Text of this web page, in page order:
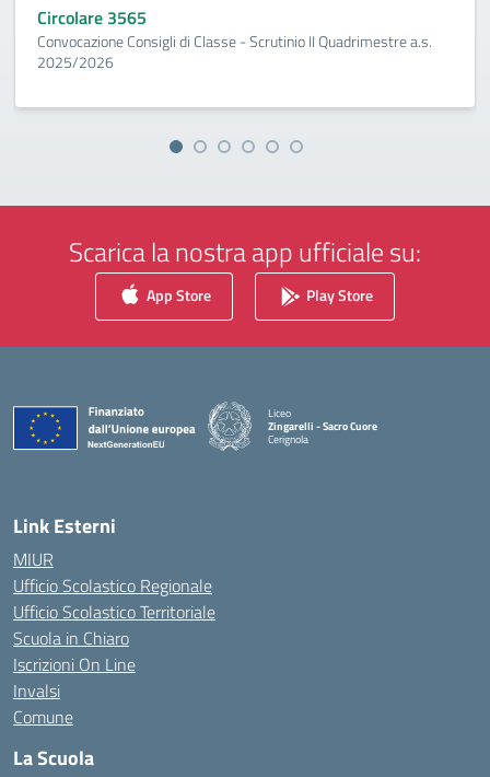
Circolare 3565
Convocazione Consigli di Classe - Scrutinio II Quadrimestre a.s.
2025/2026
Scarica la nostra app ufficiale su:
App Store Play Store
Liceo
Zingarelli - Sacro Cuore
Cerignola
— Visita la pagina iniziale della scuola
Link Esterni
MIUR
Ufficio Scolastico Regionale
Ufficio Scolastico Territoriale
Scuola in Chiaro
Iscrizioni On Line
Invalsi
Comune
La Scuola